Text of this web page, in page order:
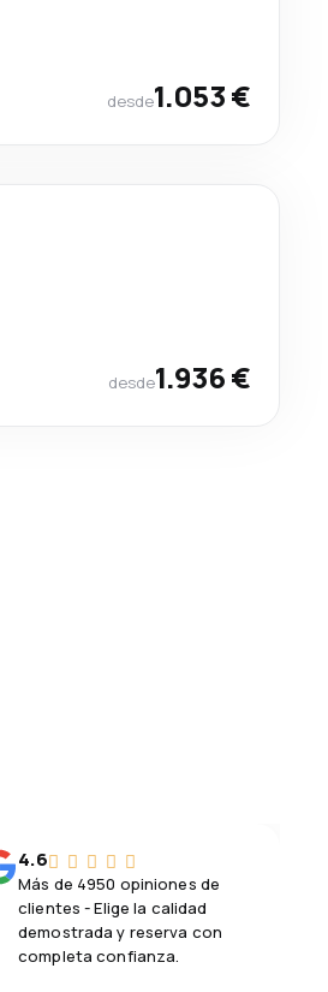
desde1.053 €
desde1.936 €
4.6
Más de 4950 opiniones de
clientes - Elige la calidad
demostrada y reserva con
completa confianza.